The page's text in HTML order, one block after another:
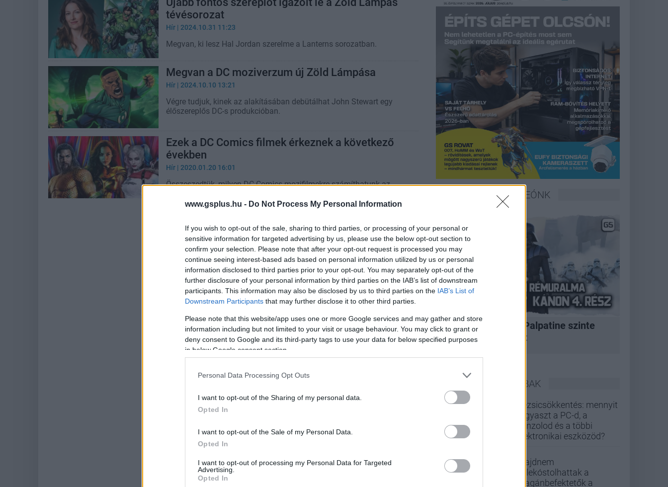
www.gsplus.hu - Do Not Process My Personal Information
If you wish to opt-out of the sale, sharing to third parties, or processing of your personal or
sensitive information for targeted advertising by us, please use the below opt-out section to
confirm your selection. Please note that after your opt-out request is processed you may
continue seeing interest-based ads based on personal information utilized by us or personal
information disclosed to third parties prior to your opt-out. You may separately opt-out of the
further disclosure of your personal information by third parties on the IAB’s list of downstream
participants. This information may also be disclosed by us to third parties on the IAB’s List of
Downstream Participants that may further disclose it to other third parties.
Please note that this website/app uses one or more Google services and may gather and store
information including but not limited to your visit or usage behaviour. You may click to grant or
deny consent to Google and its third-party tags to use your data for below specified purposes
in below Google consent section.
Personal Data Processing Opt Outs
I want to opt-out of the Sharing of my personal data.
Opted In
I want to opt-out of the Sale of my Personal Data.
Opted In
I want to opt-out of processing my Personal Data for Targeted
Advertising.
Opted In
tévésorozat
Hír | 2024.10.31 11:23
Megvan, ki lesz Hal Jordan szerelme a Lanterns sorozatban.
Megvan a DC moziverzum új Zöld Lámpása
Hír | 2024.10.10 13:21
Végre tudjuk, kinek az alakításában debütálhat John Stewart egy
élőszereplős DC-s produkcióban.
Ezek a DC Comics filmek érkeznek a következő
években
Hír | 2020.01.20 16:01
Összeszedtük, milyen DC Comics mozifilmekre számíthatunk az
1984, jövőre a The Batman, a második Suicide Squad, valamint a
LEGFRISSEBB VIDEÓNK
A korszak, amikor Palpatine szinte
bármit megtehetett
LEGOLVASOTTABBAK
Rezsicsökkentés: mennyit
fogyaszt a PC-d, a
konzolod és a többi
elektronikai eszközöd?
Majdnem
belekóstolhattak a
magánbefektetők a